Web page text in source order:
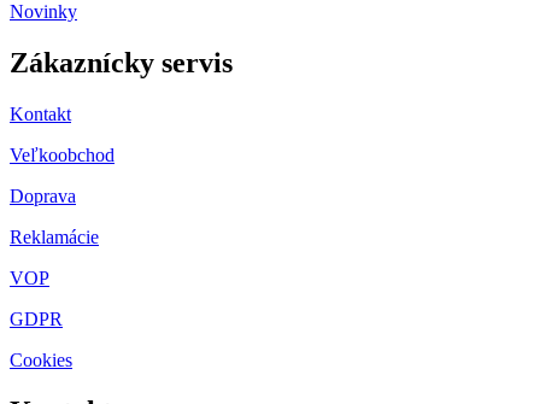
Novinky
Zákaznícky servis
Kontakt
Veľkoobchod
Doprava
Reklamácie
VOP
GDPR
Cookies